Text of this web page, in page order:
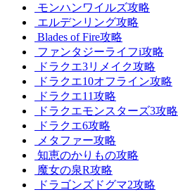
モンハンワイルズ攻略
エルデンリング攻略
Blades of Fire攻略
ファンタジーライフi攻略
ドラクエ3リメイク攻略
ドラクエ10オフライン攻略
ドラクエ11攻略
ドラクエモンスターズ3攻略
ドラクエ6攻略
メタファー攻略
知恵のかりもの攻略
魔女の泉R攻略
ドラゴンズドグマ2攻略